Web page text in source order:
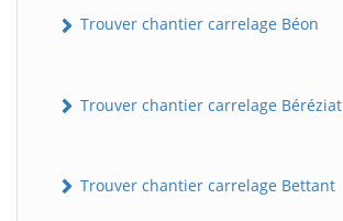
Trouver chantier carrelage Béon
Trouver chantier carrelage Béréziat
Trouver chantier carrelage Bettant